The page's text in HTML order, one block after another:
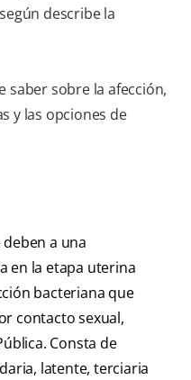
describe la
saber sobre la afección,
y las opciones de
a una
en la etapa uterina
bacteriana que
contacto sexual,
Consta de
latente, terciaria